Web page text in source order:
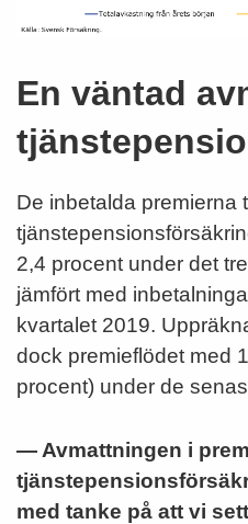
En väntad
De inbetalda premierna
2,4 procent under det
jämfört med
kvartalet 2019.
dock premieflödet med
procent) under de
— Avmattningen i
med tanke på att vi